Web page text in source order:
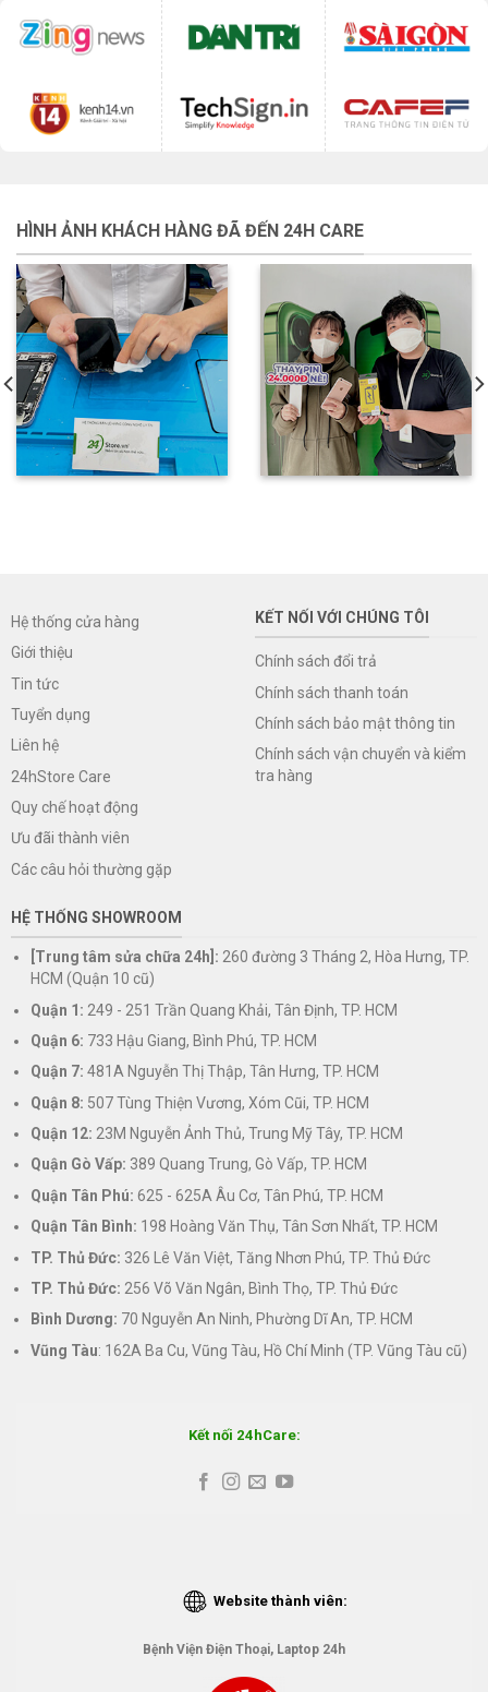
HÌNH ẢNH KHÁCH HÀNG ĐÃ ĐẾN 24H CARE
Hệ thống cửa hàng
Giới thiệu
Tin tức
Tuyển dụng
Liên hệ
24hStore Care
Quy chế hoạt động
Ưu đãi thành viên
Các câu hỏi thường gặp
KẾT NỐI VỚI CHÚNG TÔI
Chính sách đổi trả
Chính sách thanh toán
Chính sách bảo mật thông tin
Chính sách vận chuyển và kiểm
tra hàng
HỆ THỐNG SHOWROOM
[Trung tâm sửa chữa 24h]: 260 đường 3 Tháng 2, Hòa Hưng, TP.
HCM (Quận 10 cũ)
Quận 1: 249 - 251 Trần Quang Khải, Tân Định, TP. HCM
Quận 6: 733 Hậu Giang, Bình Phú, TP. HCM
Quận 7: 481A Nguyễn Thị Thập, Tân Hưng, TP. HCM
Quận 8: 507 Tùng Thiện Vương, Xóm Cũi, TP. HCM
Quận 12: 23M Nguyễn Ảnh Thủ, Trung Mỹ Tây, TP. HCM
Quận Gò Vấp: 389 Quang Trung, Gò Vấp, TP. HCM
Quận Tân Phú: 625 - 625A Âu Cơ, Tân Phú, TP. HCM
Quận Tân Bình: 198 Hoàng Văn Thụ, Tân Sơn Nhất, TP. HCM
TP. Thủ Đức: 326 Lê Văn Việt, Tăng Nhơn Phú, TP. Thủ Đức
TP. Thủ Đức: 256 Võ Văn Ngân, Bình Thọ, TP. Thủ Đức
Bình Dương: 70 Nguyễn An Ninh, Phường Dĩ An, TP. HCM
Vũng Tàu: 162A Ba Cu, Vũng Tàu, Hồ Chí Minh (TP. Vũng Tàu cũ)
Kết nối 24hCare:
Website thành viên:
Bệnh Viện Điện Thoại, Laptop 24h